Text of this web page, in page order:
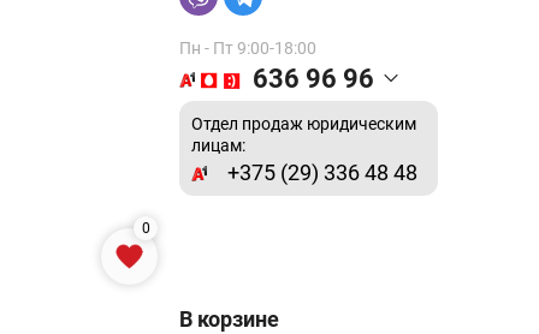
Пн - Пт 9:00-18:00
636 96 96
Отдел продаж юридическим
лицам:
+375 (29) 336 48 48
0
В корзине